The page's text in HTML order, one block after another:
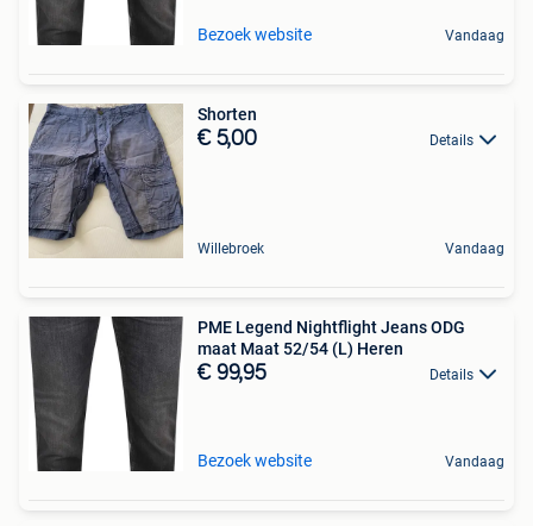
Bezoek website Vandaag
Shorten
€ 5,00 Details
Willebroek Vandaag
PME Legend Nightflight Jeans ODG
maat Maat 52/54 (L) Heren
€ 99,95 Details
Bezoek website Vandaag